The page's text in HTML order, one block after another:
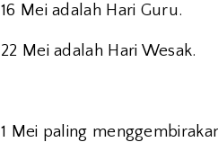
16 Mei adalah Hari Guru.
22 Mei adalah Hari Wesak.
1 Mei paling